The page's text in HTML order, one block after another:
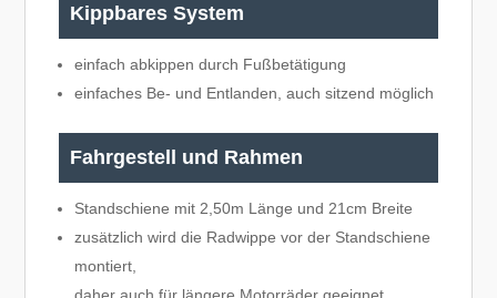
Kippbares System
einfach abkippen durch Fußbetätigung
einfaches Be- und Entlanden, auch sitzend möglich
Fahrgestell und Rahmen
Standschiene mit 2,50m Länge und 21cm Breite
zusätzlich wird die Radwippe vor der Standschiene
montiert,
daher auch für längere Motorräder geeignet